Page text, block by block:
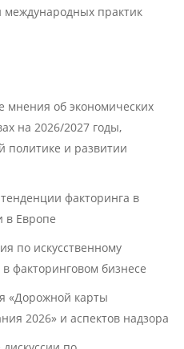
практик
мнения об экономических
на 2026/2027 годы,
политике и развитии
факторинга в
в Европе
по искусственному
в факторинговом бизнесе
«Дорожной карты
2026» и аспектов надзора